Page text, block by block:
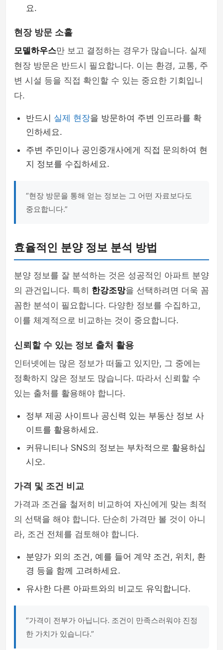
요.
현장 방문 소홀
모델하우스만 보고 결정하는 경우가 많습니다. 실제
현장 방문은 반드시 필요합니다. 이는 환경, 교통, 주
변 시설 등을 직접 확인할 수 있는 중요한 기회입니
다.
반드시 실제 현장을 방문하여 주변 인프라를 확
인하세요.
주변 주민이나 공인중개사에게 직접 문의하여 현
지 정보를 수집하세요.
“현장 방문을 통해 얻는 정보는 그 어떤 자료보다도
중요합니다.”
효율적인 분양 정보 분석 방법
분양 정보를 잘 분석하는 것은 성공적인 아파트 분양
의 관건입니다. 특히 한강조망을 선택하려면 더욱 꼼
꼼한 분석이 필요합니다. 다양한 정보를 수집하고,
이를 체계적으로 비교하는 것이 중요합니다.
신뢰할 수 있는 정보 출처 활용
인터넷에는 많은 정보가 떠돌고 있지만, 그 중에는
정확하지 않은 정보도 많습니다. 따라서 신뢰할 수
있는 출처를 활용해야 합니다.
정부 제공 사이트나 공신력 있는 부동산 정보 사
이트를 활용하세요.
커뮤니티나 SNS의 정보는 부차적으로 활용하십
시오.
가격 및 조건 비교
가격과 조건을 철저히 비교하여 자신에게 맞는 최적
의 선택을 해야 합니다. 단순히 가격만 볼 것이 아니
라, 조건 전체를 검토해야 합니다.
분양가 외의 조건, 예를 들어 계약 조건, 위치, 환
경 등을 함께 고려하세요.
유사한 다른 아파트와의 비교도 유익합니다.
“가격이 전부가 아닙니다. 조건이 만족스러워야 진정
한 가치가 있습니다.”